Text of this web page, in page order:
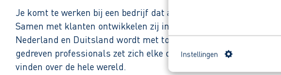
Instellingen
Je komt te werken bij een bedrijf dat al meer dan 75 jaar
Samen met klanten ontwikkelen zij innovatieve toepassingen
Nederland en Duitsland wordt met toewijding gewerkt aan
gedreven professionals zet zich elke dag in voor vernieuwing,
vinden over de hele wereld.